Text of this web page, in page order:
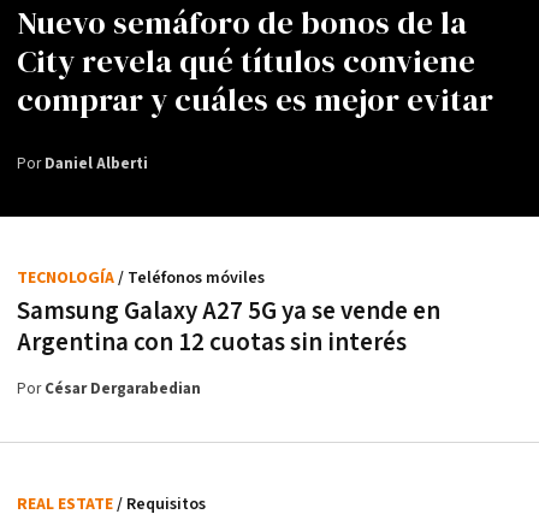
Nuevo semáforo de bonos de la
City revela qué títulos conviene
comprar y cuáles es mejor evitar
PorDaniel Alberti
Samsung Galaxy A27 5G ya se vende en
Argentina con 12 cuotas sin interés
TECNOLOGÍA/ Teléfonos móviles
PorCésar Dergarabedian
REAL ESTATE/ Requisitos